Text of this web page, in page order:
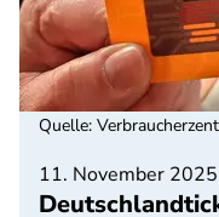
11. November 2025
Quelle: